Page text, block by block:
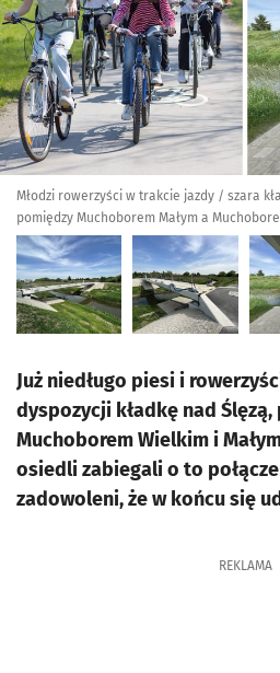
Młodzi rowerzyści w trakcie jazdy / szara
pomiędzy Muchoborem Małym a
Już niedługo piesi i
dyspozycji kładkę nad
Muchoborem Wielkim i
osiedli zabiegali o to
zadowoleni, że w końcu się
REKLAMA